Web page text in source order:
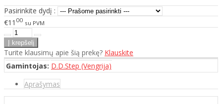
Pasirinkite dydį :
€11 00 su PVM
Turite klausimų apie šią prekę? Klauskite
Gamintojas: D.D.Step (Vengrija)
Aprašymas